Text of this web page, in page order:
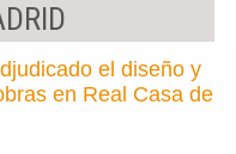
el diseño y
en Real Casa de